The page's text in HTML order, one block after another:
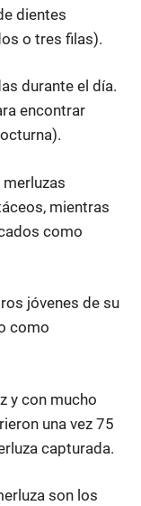
dientes
o tres filas).
durante el día.
encontrar
merluzas
mientras
como
jóvenes de su
como
y con mucho
una vez 75
capturada.
son los